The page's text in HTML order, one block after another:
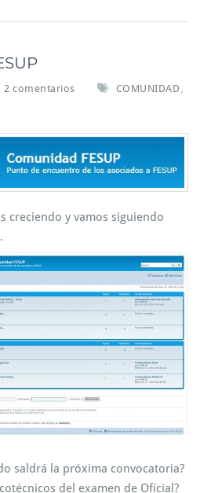
2 comentarios COMUNIDAD ,
creciendo y vamos siguiendo
saldrá la próxima convocatoria?
del examen de Oficial?